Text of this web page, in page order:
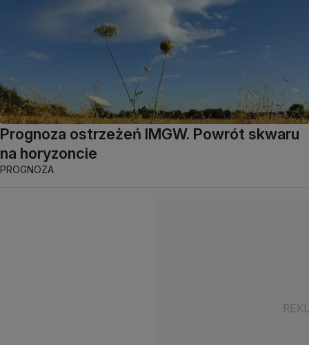
Prognoza ostrzeżeń IMGW. Powrót skwaru
na horyzoncie
PROGNOZA